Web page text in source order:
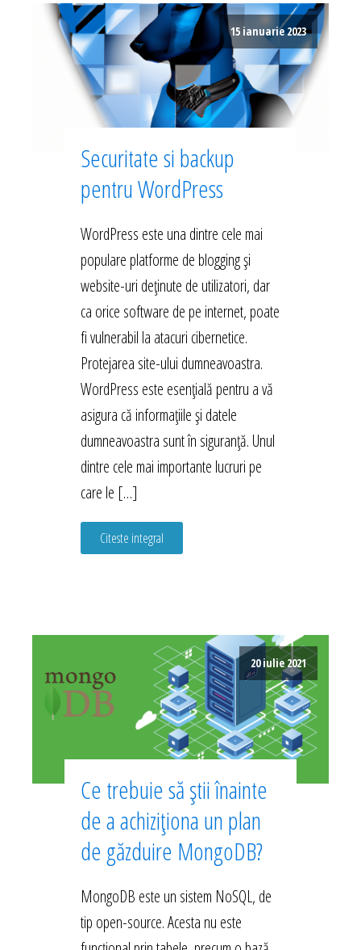
15 ianuarie 2023
Securitate si backup
pentru WordPress
WordPress este una dintre cele mai
populare platforme de blogging și
website-uri deținute de utilizatori, dar
ca orice software de pe internet, poate
fi vulnerabil la atacuri cibernetice.
Protejarea site-ului dumneavoastra.
WordPress este esențială pentru a vă
asigura că informațiile și datele
dumneavoastra sunt în siguranță. Unul
dintre cele mai importante lucruri pe
care le […]
Citeste integral
20 iulie 2021
Ce trebuie să știi înainte
de a achiziționa un plan
de găzduire MongoDB?
MongoDB este un sistem NoSQL, de
tip open-source. Acesta nu este